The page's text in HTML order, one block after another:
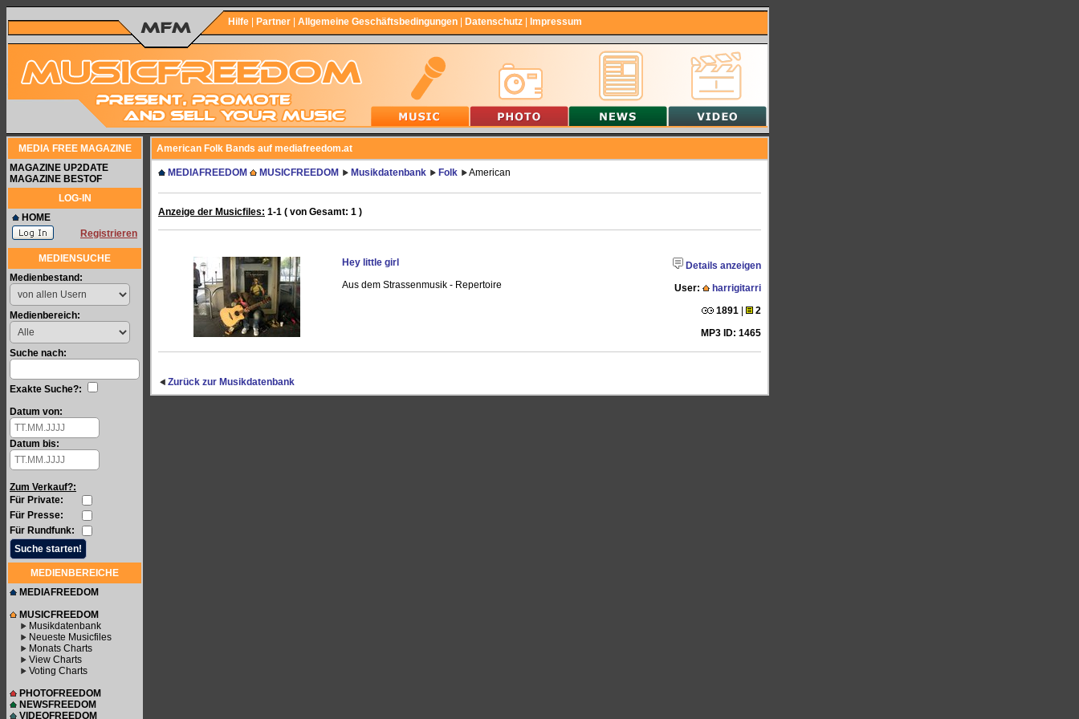
Hilfe Partner Allgemeine Geschäftsbedingungen Datenschutz Impressum
MEDIA FREE MAGAZINE
MAGAZINE UP2DATE
MAGAZINE BESTOF
LOG-IN
HOME
Registrieren
MEDIENSUCHE
Medienbestand:
Medienbereich:
Suche nach:
Exakte Suche?:
Datum von:
Datum bis:
Zum Verkauf?:
Für Private:
Für Presse:
Für Rundfunk:
MEDIENBEREICHE
MEDIAFREEDOM
MUSICFREEDOM
Musikdatenbank
Neueste Musicfiles
Monats Charts
View Charts
Voting Charts
PHOTOFREEDOM
NEWSFREEDOM
VIDEOFREEDOM
American Folk Bands auf mediafreedom.at
MEDIAFREEDOM MUSICFREEDOM Musikdatenbank Folk American
Anzeige der Musicfiles: 1-1 ( von Gesamt: 1 )
Hey little girl
Aus dem Strassenmusik - Repertoire
Details anzeigen
User:
harrigitarri
1891
2
MP3 ID: 1465
Zurück zur Musikdatenbank